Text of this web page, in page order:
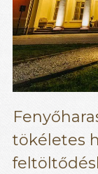
tökéletes